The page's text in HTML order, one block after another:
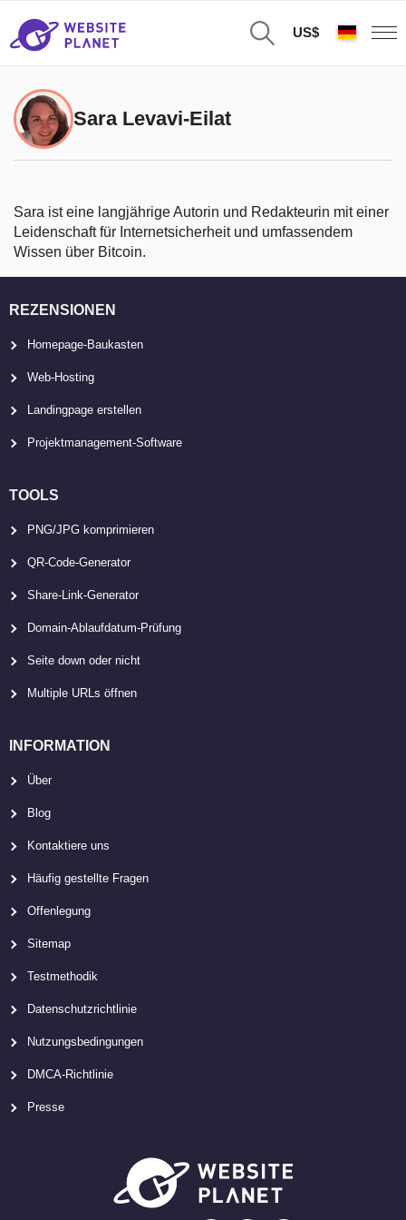
US$
Sara Levavi-Eilat
Sara ist eine langjährige Autorin und Redakteurin mit einer
Leidenschaft für Internetsicherheit und umfassendem
Wissen über Bitcoin.
REZENSIONEN
Homepage-Baukasten
Web-Hosting
Landingpage erstellen
Projektmanagement-Software
TOOLS
PNG/JPG komprimieren
QR-Code-Generator
Share-Link-Generator
Domain-Ablaufdatum-Prüfung
Seite down oder nicht
Multiple URLs öffnen
INFORMATION
Über
Blog
Kontaktiere uns
Häufig gestellte Fragen
Offenlegung
Sitemap
Testmethodik
Datenschutzrichtlinie
Nutzungsbedingungen
DMCA-Richtlinie
Presse